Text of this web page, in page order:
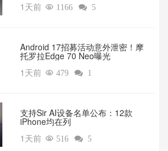
1天前  1166  5
Android 17招募活动意外泄密！摩
托罗拉Edge 70 Neo曝光
1天前  479  1
支持Sir AI设备名单公布：12款
iPhone均在列
1天前  516  5